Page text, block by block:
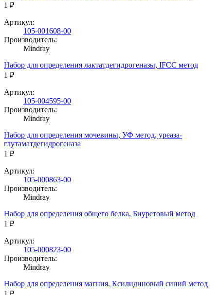
1 ₽
Артикул:
105-001608-00
Производитель:
Mindray
Набор для определения лактатдегидрогеназы, IFCC метод
1 ₽
Артикул:
105-004595-00
Производитель:
Mindray
Набор для определения мочевины, УФ метод, уреаза-
глутаматдегидрогеназа
1 ₽
Артикул:
105-000863-00
Производитель:
Mindray
Набор для определения общего белка, Биуретовый метод
1 ₽
Артикул:
105-000823-00
Производитель:
Mindray
Набор для определения магния, Ксилидиновый синий метод